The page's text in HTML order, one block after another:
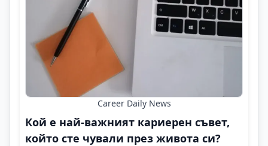
Career Daily News
Кой е най-важният кариерен съвет,
който сте чували през живота си?